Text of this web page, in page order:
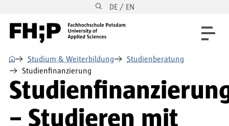
Direkt zur Hauptnavigation DE / EN
⌂ Studium & Weiterbildung
Studienberatung
Studienfinanzierung
– Studieren mit